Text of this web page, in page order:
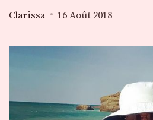
Clarissa 16 Août 2018